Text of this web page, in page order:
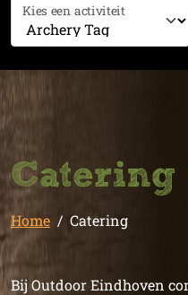
Kies een activiteit
Catering
Home Catering
Bij Outdoor Eindhoven